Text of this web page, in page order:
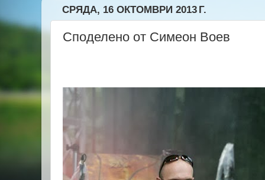
СРЯДА, 16 ОКТОМВРИ 2013 Г.
Споделено от Симеон Воев